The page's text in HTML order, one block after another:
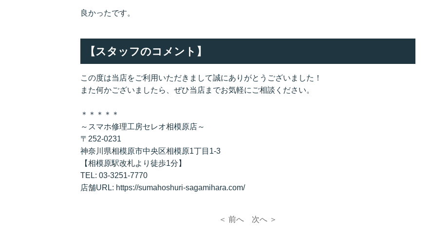
良かったです。
【スタッフのコメント】
この度は当店をご利用いただきまして誠にありがとうございました！
また何かございましたら、ぜひ当店までお気軽にご相談ください。
＊＊＊＊＊
～スマホ修理工房セレオ相模原店～
〒252-0231
神奈川県相模原市中央区相模原1丁目1-3
【相模原駅改札より徒歩1分】
TEL: 03-3251-7770
店舗URL: https://sumahoshuri-sagamihara.com/
＜ 前へ 次へ ＞